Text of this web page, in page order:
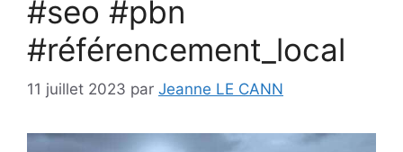
#seo #pbn
#référencement_local
11 juillet 2023 par Jeanne LE CANN